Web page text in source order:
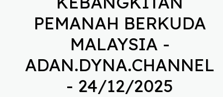
PEMANAH BERKUDA
MALAYSIA -
ADAN.DYNA.CHANNEL
- 24/12/2025